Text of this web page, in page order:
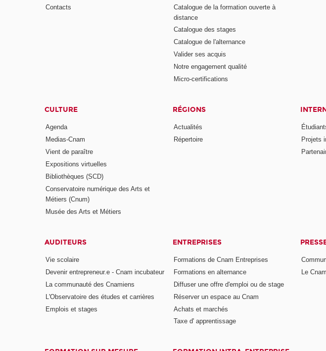
Contacts
Catalogue de la formation ouverte à
distance
Catalogue des stages
Catalogue de l'alternance
Valider ses acquis
Notre engagement qualité
Micro-certifications
CULTURE
Agenda
Medias-Cnam
Vient de paraître
Expositions virtuelles
Bibliothèques (SCD)
Conservatoire numérique des Arts et
Métiers (Cnum)
Musée des Arts et Métiers
RÉGIONS
Actualités
Répertoire
Projets
AUDITEURS
Vie scolaire
Devenir entrepreneur.e - Cnam incubateur
La communauté des Cnamiens
L'Observatoire des études et carrières
Emplois et stages
ENTREPRISES
Formations de Cnam Entreprises
Formations en alternance
Diffuser une offre d'emploi ou de stage
Réserver un espace au Cnam
Achats et marchés
Taxe d' apprentissage
Le